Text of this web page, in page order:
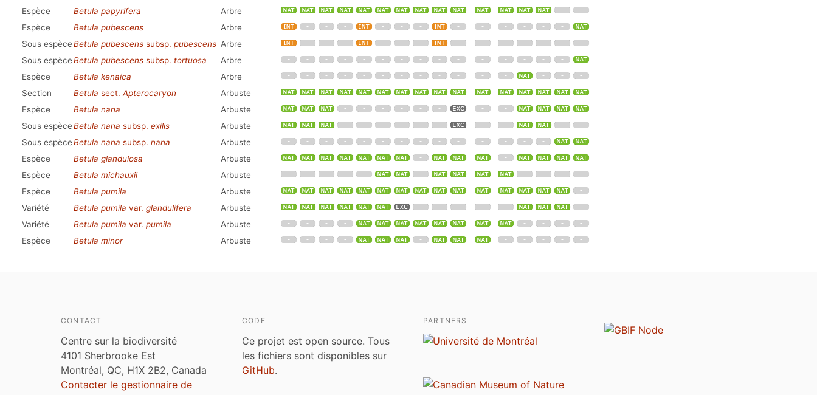
Espèce
Betula papyrifera
Arbre
Espèce
Betula pubescens
Arbre
Sous espèceBetula pubescens subsp. pubescens Arbre
Sous espèceBetula pubescens subsp. tortuosa
Arbre
Espèce
Betula kenaica
Arbre
Section
Betula sect. Apterocaryon
Arbuste
Espèce
Betula nana
Arbuste
Sous espèceBetula nana subsp. exilis
Arbuste
Sous espèceBetula nana subsp. nana
Arbuste
Espèce
Betula glandulosa
Arbuste
Espèce
Betula michauxii
Arbuste
Espèce
Betula pumila
Arbuste
Variété
Betula pumila var. glandulifera
Arbuste
Variété
Betula pumila var. pumila
Arbuste
Espèce
Betula minor Arbuste
CONTACT
Centre sur la biodiversité
4101 Sherbrooke Est
Montréal, QC, H1X 2B2, Canada
Contacter le gestionnaire de
CODE
Ce projet est open source. Tous
les fichiers sont disponibles sur
GitHub.
PARTNERS